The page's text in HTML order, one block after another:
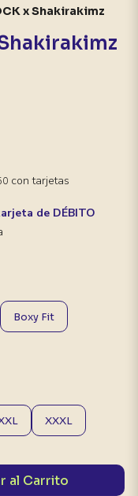
x Shakirakimz
Shakirakimz
con tarjetas
de DÉBITO
Boxy Fit
XXXL
al Carrito